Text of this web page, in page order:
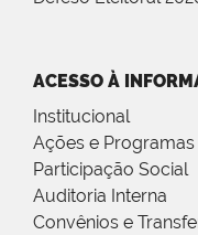
ACESSO À
Institucional
Ações e Programas
Participação Social
Auditoria Interna
Convênios e